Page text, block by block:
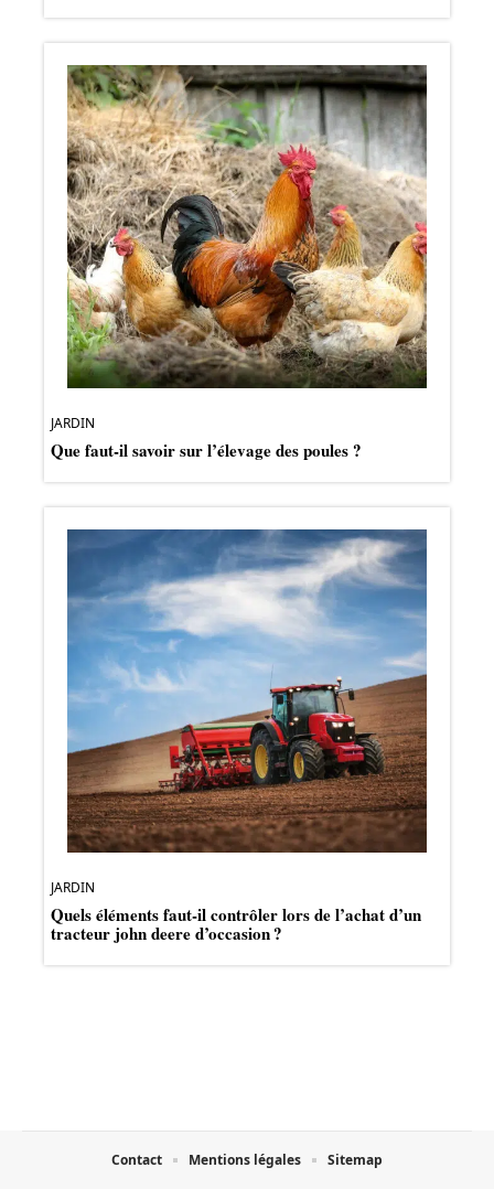
JARDIN
Que faut-il savoir sur l’élevage des poules ?
JARDIN
Quels éléments faut-il contrôler lors de l’achat d’un
tracteur john deere d’occasion ?
Contact Mentions légales Sitemap